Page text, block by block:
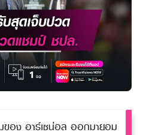
ของ อาร์เซน่อล ออกมายอม